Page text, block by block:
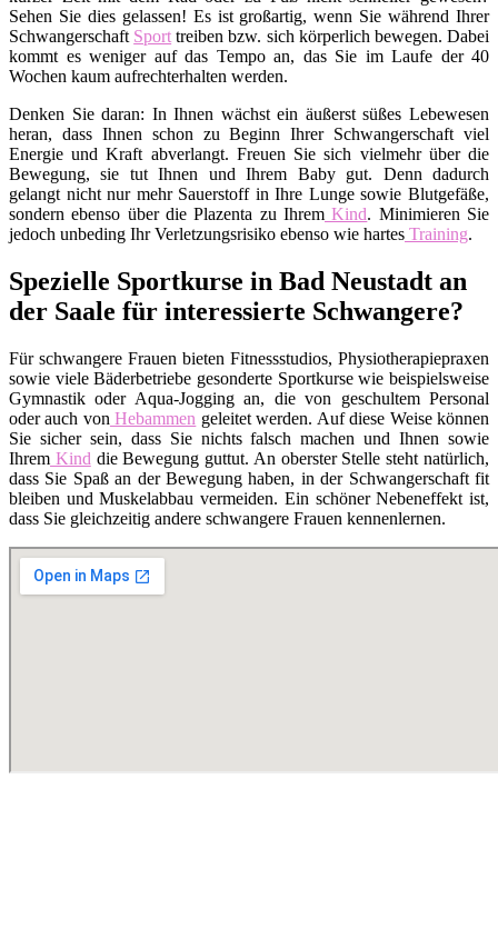
Sehen Sie dies gelassen! Es ist großartig, wenn Sie während Ihrer
Schwangerschaft Sport treiben bzw. sich körperlich bewegen. Dabei
kommt es weniger auf das Tempo an, das Sie im Laufe der 40
Wochen kaum aufrechterhalten werden.
Denken Sie daran: In Ihnen wächst ein äußerst süßes Lebewesen
heran, dass Ihnen schon zu Beginn Ihrer Schwangerschaft viel
Energie und Kraft abverlangt. Freuen Sie sich vielmehr über die
Bewegung, sie tut Ihnen und Ihrem Baby gut. Denn dadurch
gelangt nicht nur mehr Sauerstoff in Ihre Lunge sowie Blutgefäße,
sondern ebenso über die Plazenta zu Ihrem Kind. Minimieren Sie
jedoch unbeding Ihr Verletzungsrisiko ebenso wie hartes Training.
Spezielle Sportkurse in Bad Neustadt an
der Saale für interessierte Schwangere?
Für schwangere Frauen bieten Fitnessstudios, Physiotherapiepraxen
sowie viele Bäderbetriebe gesonderte Sportkurse wie beispielsweise
Gymnastik oder Aqua-Jogging an, die von geschultem Personal
oder auch von Hebammen geleitet werden. Auf diese Weise können
Sie sicher sein, dass Sie nichts falsch machen und Ihnen sowie
Ihrem Kind die Bewegung guttut. An oberster Stelle steht natürlich,
dass Sie Spaß an der Bewegung haben, in der Schwangerschaft fit
bleiben und Muskelabbau vermeiden. Ein schöner Nebeneffekt ist,
dass Sie gleichzeitig andere schwangere Frauen kennenlernen.